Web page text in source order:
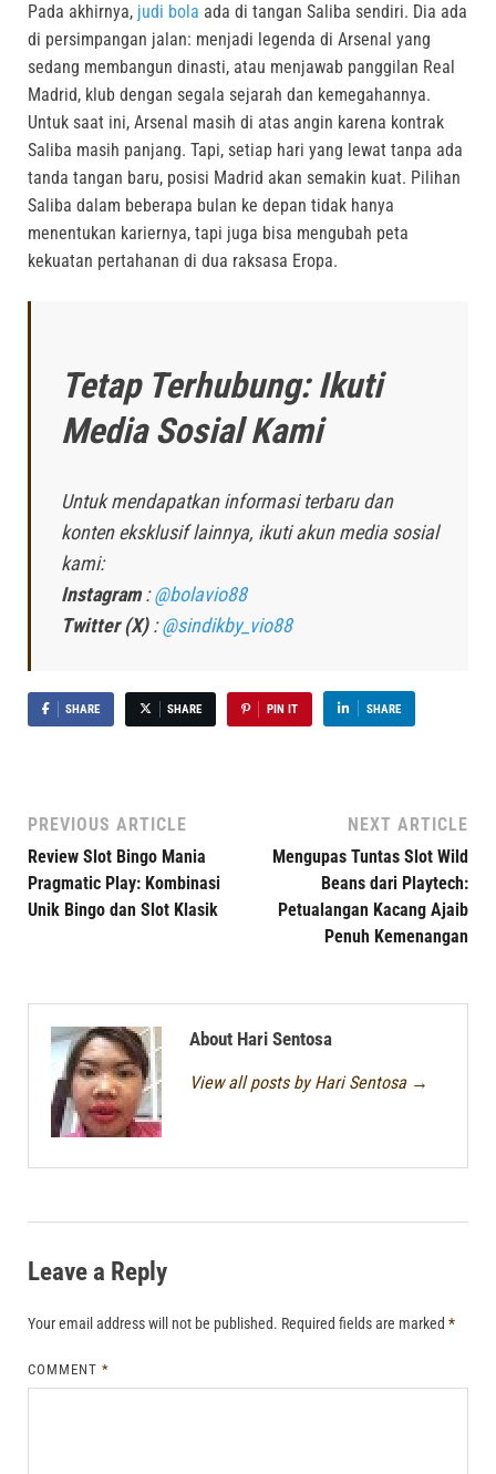
Pada akhirnya, judi bola ada di tangan Saliba sendiri. Dia ada
di persimpangan jalan: menjadi legenda di Arsenal yang
sedang membangun dinasti, atau menjawab panggilan Real
Madrid, klub dengan segala sejarah dan kemegahannya.
Untuk saat ini, Arsenal masih di atas angin karena kontrak
Saliba masih panjang. Tapi, setiap hari yang lewat tanpa ada
tanda tangan baru, posisi Madrid akan semakin kuat. Pilihan
Saliba dalam beberapa bulan ke depan tidak hanya
menentukan kariernya, tapi juga bisa mengubah peta
kekuatan pertahanan di dua raksasa Eropa.
Tetap Terhubung: Ikuti
Media Sosial Kami
Untuk mendapatkan informasi terbaru dan
konten eksklusif lainnya, ikuti akun media sosial
kami:
Instagram:@bolavio88
Twitter (X):@sindikby_vio88
SHARE SHARE PIN IT SHARE
PREVIOUS ARTICLE
Review Slot Bingo Mania
Pragmatic Play: Kombinasi
Unik Bingo dan Slot Klasik
NEXT ARTICLE
Mengupas Tuntas Slot Wild
Beans dari Playtech:
Petualangan Kacang Ajaib
Penuh Kemenangan
About Hari Sentosa
View all posts by Hari Sentosa →
Leave a Reply
Your email address will not be published. Required fields are marked *
COMMENT*